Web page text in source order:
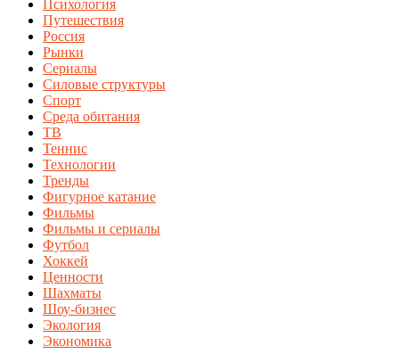
Психология
Путешествия
Россия
Рынки
Сериалы
Силовые структуры
Спорт
Среда обитания
ТВ
Теннис
Технологии
Тренды
Фигурное катание
Фильмы
Фильмы и сериалы
Футбол
Хоккей
Ценности
Шахматы
Шоу-бизнес
Экология
Экономика